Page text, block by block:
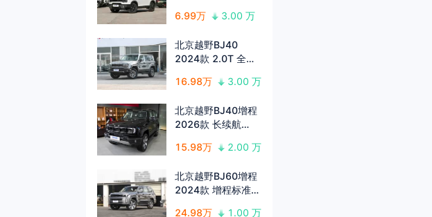
版
6.99万 3.00 万
北京越野BJ40
2024款 2.0T 全新
16.98万 3.00 万
北京越野BJ40增程
2026款 长续航
15.98万 2.00 万
北京越野BJ60增程
2024款 增程标准版
24.98万 1.00 万